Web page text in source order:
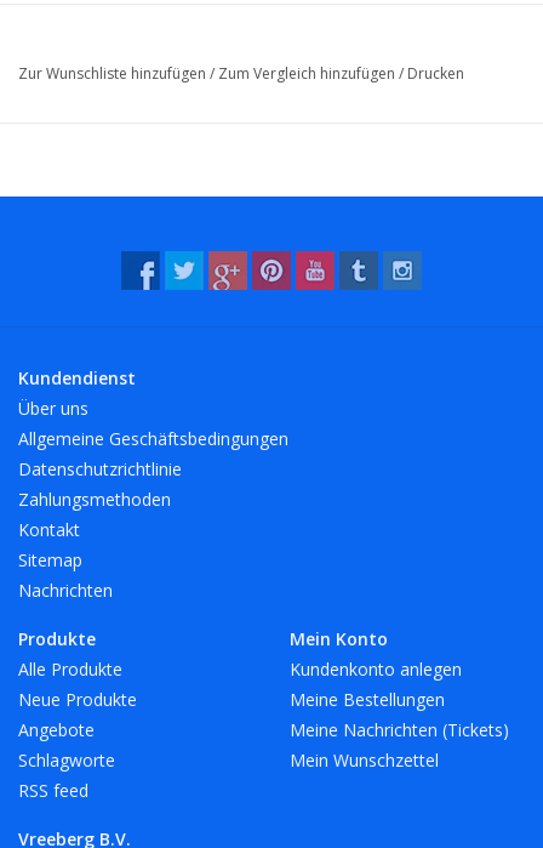
Zur Wunschliste hinzufügen / Zum Vergleich hinzufügen / Drucken
Kundendienst
Über uns
Allgemeine Geschäftsbedingungen
Datenschutzrichtlinie
Zahlungsmethoden
Kontakt
Sitemap
Nachrichten
Produkte
Alle Produkte
Neue Produkte
Angebote
Schlagworte
RSS feed
Mein Konto
Kundenkonto anlegen
Meine Bestellungen
Meine Nachrichten (Tickets)
Mein Wunschzettel
Vreeberg B.V.